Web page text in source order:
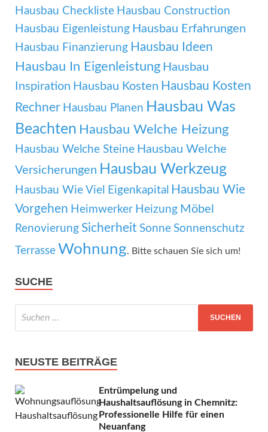
Hausbau Checkliste Hausbau Construction
Hausbau Eigenleistung Hausbau Erfahrungen
Hausbau Finanzierung Hausbau Ideen
Hausbau In Eigenleistung Hausbau
Inspiration Hausbau Kosten Hausbau Kosten
Rechner Hausbau Planen Hausbau Was
Beachten Hausbau Welche Heizung
Hausbau Welche Steine Hausbau Welche
Versicherungen Hausbau Werkzeug
Hausbau Wie Viel Eigenkapital
Hausbau Wie
Vorgehen Heimwerker Heizung Möbel
Renovierung Sicherheit Sonne Sonnenschutz
Terrasse Wohnung. Bitte schauen Sie sich um!
SUCHE
NEUSTE BEITRÄGE
Entrümpelung und
Haushaltsauflösung in Chemnitz:
Professionelle Hilfe für einen
Neuanfang